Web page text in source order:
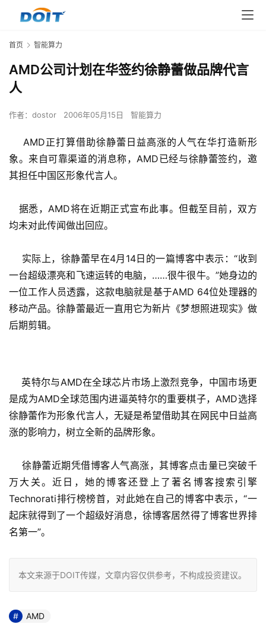
首页 智能算力
AMD公司计划在华签约徐静蕾做品牌代言
人
作者： dostor 2006年05月15日 智能算力
AMD正打算借助徐静蕾日益高涨的人气在华打造新形
象。来自可靠渠道的消息称，AMD已经与徐静蕾签约，邀
其担任中国区形象代言人。
据悉，AMD将在近期正式宣布此事。但截至目前，双方
均未对此传闻做出回应。
实际上，徐静蕾早在4月14日的一篇博客中表示：“收到
一台超级漂亮和飞速运转的电脑，……很牛很牛。”她身边的
一位工作人员透露，这款电脑就是基于AMD 64位处理器的
移动产品。徐静蕾最近一直用它为新片《梦想照进现实》做
后期剪辑。
英特尔与AMD在全球芯片市场上激烈竞争，中国市场更
是成为AMD全球范围内进逼英特尔的重要棋子，AMD选择
徐静蕾作为形象代言人，无疑是希望借助其在网民中日益高
涨的影响力，树立全新的品牌形象。
徐静蕾近期凭借博客人气高涨，其博客点击量已突破千
万大关。近日，她的博客还登上了著名博客搜索引擎
Technorati排行榜榜首，对此她在自己的博客中表示，“一
起床就得到了一个超级好消息，徐博客居然得了博客世界排
名第一”。
本文来源于DOIT传媒，文章内容仅供参考，不构成投资建议。
AMD